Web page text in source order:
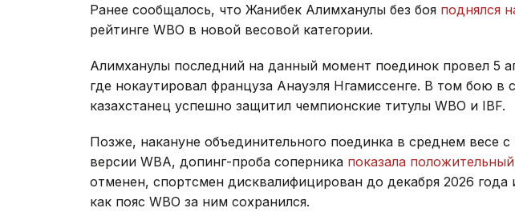
Ранее сообщалось, что Жанибек Алимханулы без боя поднялся
рейтинге WBO в новой весовой категории.
Алимханулы последний на данный момент поединок провел 5
где нокаутировал француза Анауэля Нгамиссенге. В том бою в
казахстанец успешно защитил чемпионские титулы WBO и IBF.
Позже, накануне объединительного поединка в среднем весе
версии WBA, допинг-проба соперника показала положительный
отменен, спортсмен дисквалифицирован до декабря 2026 года
как пояс WBO за ним сохранился.